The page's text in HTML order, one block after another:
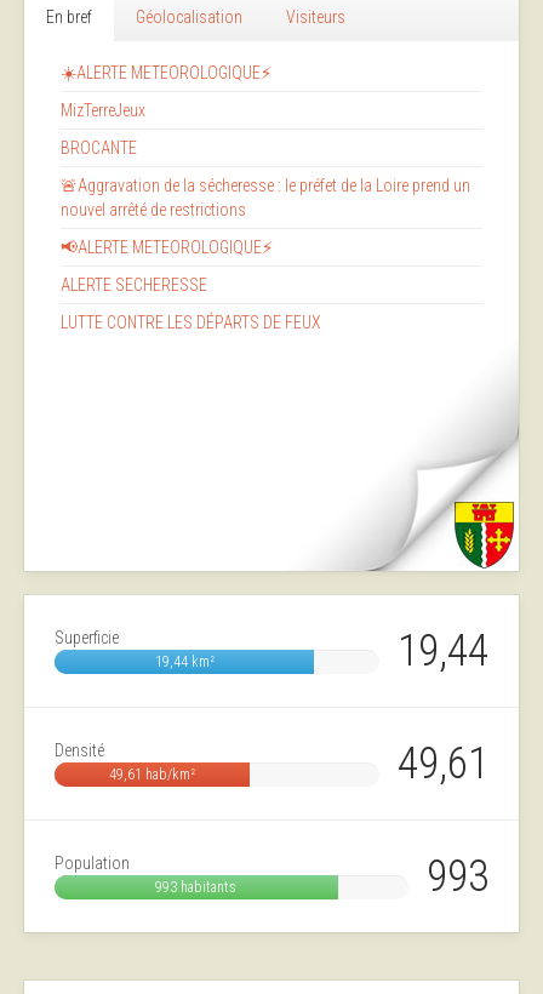
En bref Géolocalisation Visiteurs
☀️ALERTE METEOROLOGIQUE⚡
MizTerreJeux
BROCANTE
🚨Aggravation de la sécheresse : le préfet de la Loire prend un
nouvel arrêté de restrictions
📢ALERTE METEOROLOGIQUE⚡
ALERTE SECHERESSE
LUTTE CONTRE LES DÉPARTS DE FEUX
19,44
Superficie
19,44 km²
49,61
Densité
49,61 hab/km²
993
Population
993 habitants